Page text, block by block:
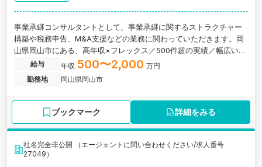
事業承継コンサルタントとして、事業承継に関するストラクチャー
構築や税務申告、M&A支援などの業務に関わっていただきます。岡
山県岡山市にある、高年収×フレックス／500件超の実績／幅広い案
件で圧倒的成長を実現できるコンサルティング会社の求人です。
給与 年収 500〜2,000 万円
勤務地
岡山県岡山市
ブックマーク 詳細をみる
社名完全非公開 （エージェントに問い合わせください/求人番号
27049）